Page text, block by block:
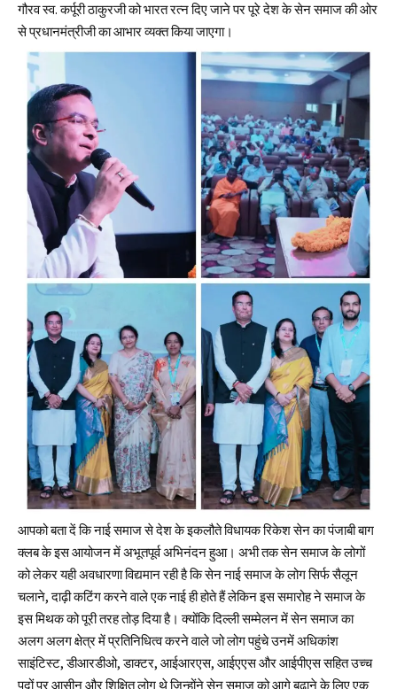
गौरव स्व. कर्पूरी ठाकुरजी को भारत रत्न दिए जाने पर पूरे देश के सेन समाज की ओर
से प्रधानमंत्रीजी का आभार व्यक्त किया जाएगा।
आपको बता दें कि नाई समाज से देश के इकलौते विधायक रिकेश सेन का पंजाबी बाग
क्लब के इस आयोजन में अभूतपूर्व अभिनंदन हुआ। अभी तक सेन समाज के लोगों
को लेकर यही अवधारणा विद्यमान रही है कि सेन नाई समाज के लोग सिर्फ सैलून
चलाने, दाढ़ी कटिंग करने वाले एक नाई ही होते हैं लेकिन इस समारोह ने समाज के
इस मिथक को पूरी तरह तोड़ दिया है। क्योंकि दिल्ली सम्मेलन में सेन समाज का
अलग अलग क्षेत्र में प्रतिनिधित्व करने वाले जो लोग पहुंचे उनमें अधिकांश
साइंटिस्ट, डीआरडीओ, डाक्टर, आईआरएस, आईएएस और आईपीएस सहित उच्च
पदों पर आसीन और शिक्षित लोग थे जिन्होंने सेन समाज को आगे बढ़ाने के लिए एक